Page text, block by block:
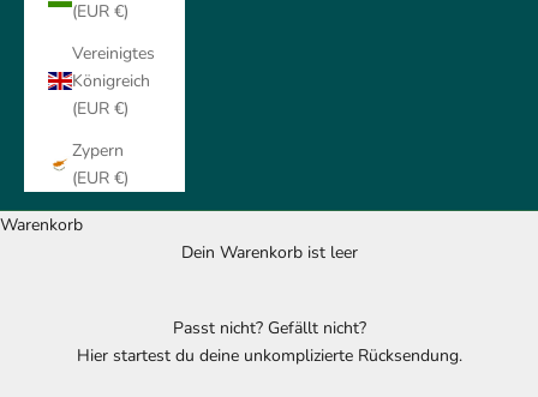
(EUR €)
Vereinigtes
Königreich
(EUR €)
Zypern
(EUR €)
Warenkorb
Dein Warenkorb ist leer
Passt nicht? Gefällt nicht?
Hier startest du deine unkomplizierte Rücksendung.